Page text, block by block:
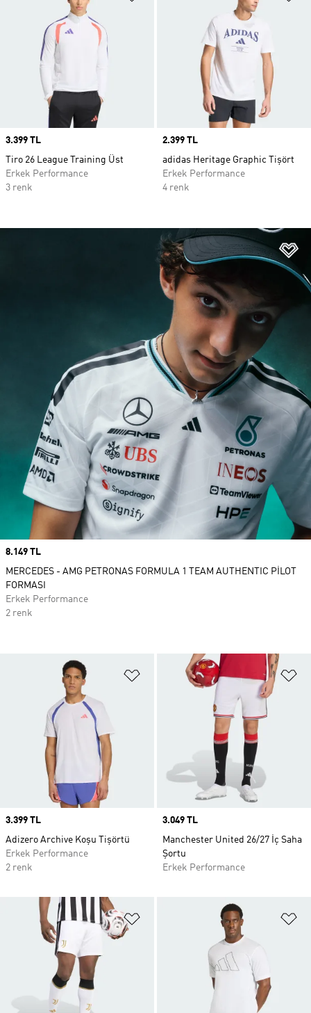
Price
3.399 TL
Tiro 26 League Training Üst
Erkek Performance
3 renk
Price
2.399 TL
adidas Heritage Graphic Tişört
Erkek Performance
4 renk
Favori Listesine Ekle
Price
3.399 TL
Adizero Archive Koşu Tişörtü
Erkek Performance
2 renk
Price
3.049 TL
Manchester United 26/27 İç Saha
Şortu
Erkek Performance
Favori Listesine Ekle
Price
8.149 TL
MERCEDES - AMG PETRONAS FORMULA 1 TEAM AUTHENTIC PİLOT
FORMASI
Erkek Performance
2 renk